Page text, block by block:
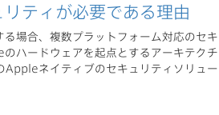
ティが必要である理由
場合、複数プラットフォーム対応のセ
ハードウェアを起点とするアーキテク
ネイティブのセキュリティソリュ